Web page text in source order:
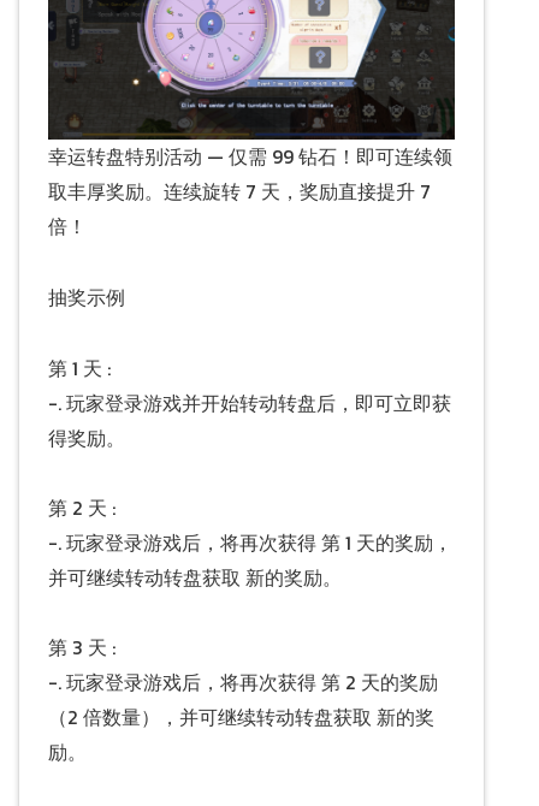
幸运转盘特别活动 — 仅需 99 钻石！即可连续领
取丰厚奖励。连续旋转 7 天，奖励直接提升 7
倍！
抽奖示例
第 1 天 :
-. 玩家登录游戏并开始转动转盘后，即可立即获
得奖励。
第 2 天 :
-. 玩家登录游戏后，将再次获得 第 1 天的奖励，
并可继续转动转盘获取 新的奖励。
第 3 天 :
-. 玩家登录游戏后，将再次获得 第 2 天的奖励
（2 倍数量），并可继续转动转盘获取 新的奖
励。